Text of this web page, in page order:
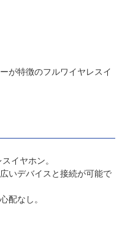
が特徴のフルワイヤレスイ
イヤホン。
いデバイスと接続が可能で
配なし。